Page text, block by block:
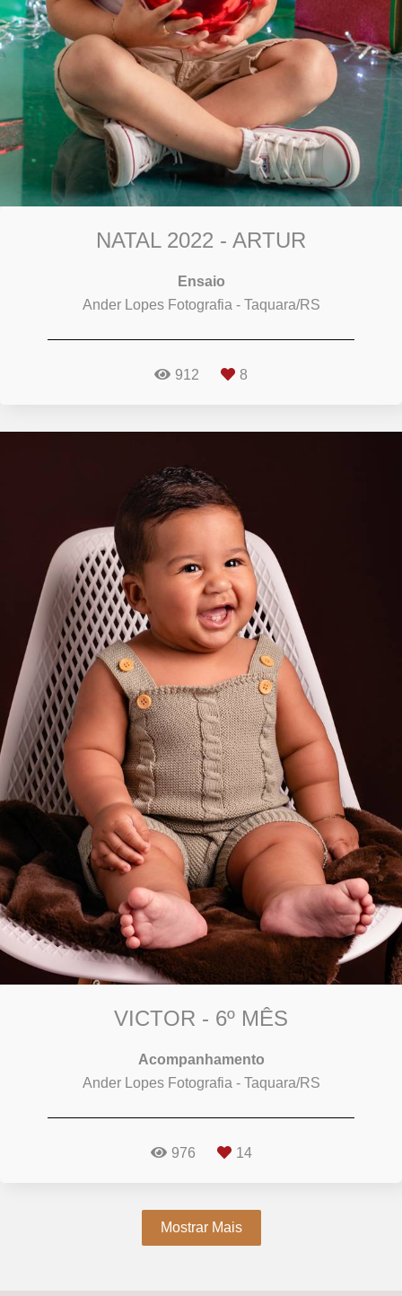
NATAL 2022 - ARTUR
Ensaio
Ander Lopes Fotografia - Taquara/RS
912 8
VICTOR - 6º MÊS
Acompanhamento
Ander Lopes Fotografia - Taquara/RS
976 14
Mostrar Mais